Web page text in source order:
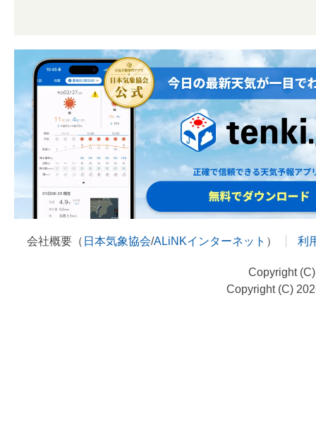
会社概要（ 日本気象協会/ALiNKインターネット ） 利
Copyright
Copyright (C)